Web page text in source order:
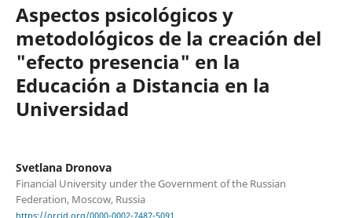
Aspectos psicológicos y
metodológicos de la creación del
"efecto presencia" en la
Educación a Distancia en la
Universidad
Svetlana Dronova
Financial University under the Government of the Russian
Federation, Moscow, Russia
https://orcid.org/0000-0002-7487-5091